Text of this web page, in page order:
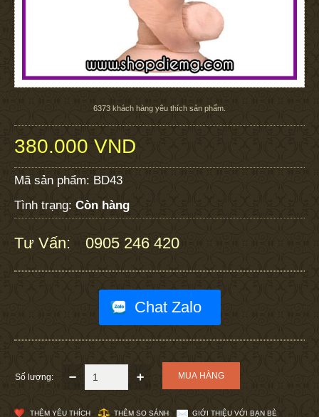
6373 khách hàng yêu thích sản phẩm.
380.000 VND
Mã sản phẩm: BD43
Tình trạng: Còn hàng
Tư Vấn: 0905 246 420
Chat Zalo
Số lượng:
THÊM YÊU THÍCH THÊM SO SÁNH GIỚI THIỆU VỚI BẠN BÈ